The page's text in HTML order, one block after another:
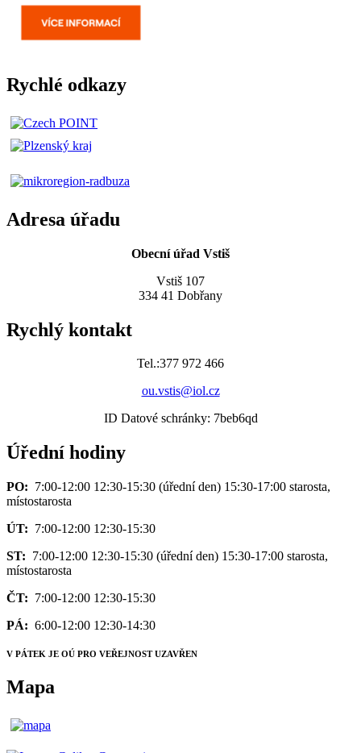
Rychlé odkazy
Adresa úřadu
Obecní úřad Vstiš
Vstiš 107
334 41 Dobřany
Rychlý kontakt
Tel.:377 972 466
ou.vstis@iol.cz
ID Datové schránky: 7beb6qd
Úřední hodiny
PO: 7:00-12:00 12:30-15:30 (úřední den) 15:30-17:00 starosta,
místostarosta
ÚT: 7:00-12:00 12:30-15:30
ST: 7:00-12:00 12:30-15:30 (úřední den) 15:30-17:00 starosta,
místostarosta
ČT: 7:00-12:00 12:30-15:30
PÁ: 6:00-12:00 12:30-14:30
V PÁTEK JE OÚ PRO VEŘEJNOST UZAVŘEN
Mapa